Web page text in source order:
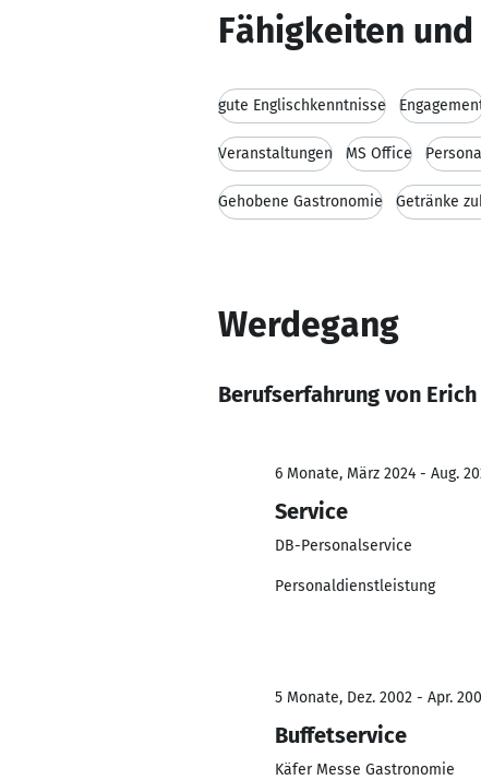
Fähigkeiten
gute Englischkenntnisse
Veranstaltungen MS Office
Gehobene Gastronomie Getränke
Werdegang
Berufserfahrung von
6 Monate, März 2024 - Aug.
Service
DB-Personalservice
Personaldienstleistung
5 Monate, Dez. 2002 - Apr.
Buffetservice
Käfer Messe Gastronomie